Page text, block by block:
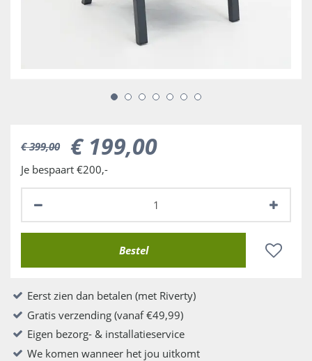
€ 399,00 € 199,00
Je bespaart €200,-
Eerst zien dan betalen (met Riverty)
Gratis verzending (vanaf €49,99)
Eigen bezorg- & installatieservice
We komen wanneer het jou uitkomt